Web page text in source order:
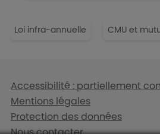
Loi infra-annuelle CMU et
Liens en bas de page
Accessibilité : partiellement
Mentions légales
Protection des données
Nous contacter